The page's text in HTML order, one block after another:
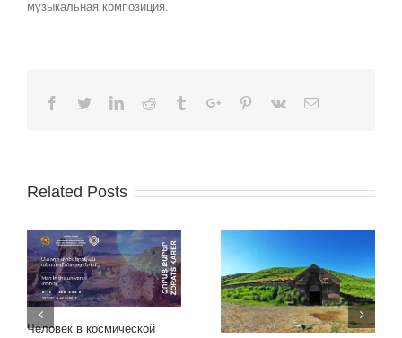
музыкальная композиция.
Facebook
TwitterLinkedinReddit TumblrGoogle+Pinterest
Vk Email
Related Posts
Человек в космической